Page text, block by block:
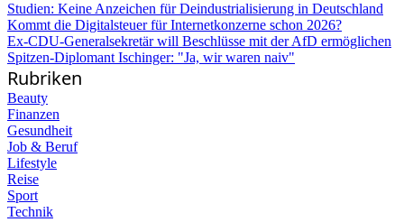
Studien: Keine Anzeichen für Deindustrialisierung in Deutschland
Kommt die Digitalsteuer für Internetkonzerne schon 2026?
Ex-CDU-Generalsekretär will Beschlüsse mit der AfD ermöglichen
Spitzen-Diplomant Ischinger: "Ja, wir waren naiv"
Rubriken
Beauty
Finanzen
Gesundheit
Job & Beruf
Lifestyle
Reise
Sport
Technik